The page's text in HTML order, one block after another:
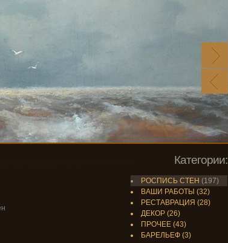
Категории:
РОСПИСЬ СТЕН (197)
ВАШИ РАБОТЫ (32)
РЕСТАВРАЦИЯ (28)
ДЕКОР (26)
ПРОЧЕЕ (43)
БАРЕЛЬЕФ (3)